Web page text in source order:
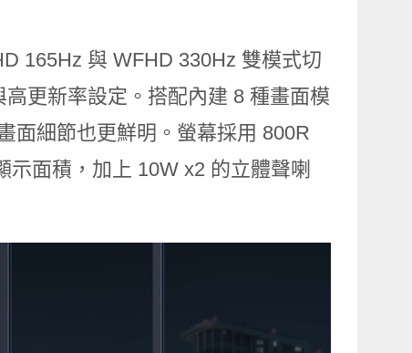
165Hz 與 WFHD 330Hz 雙模式切
更新率設定。搭配內建 8 種畫面模
面細節也更鮮明。螢幕採用 800R
面積，加上 10W x2 的立體聲喇